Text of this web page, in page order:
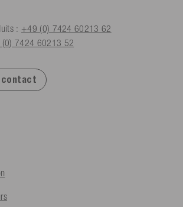
: +49 (0) 7424 60213 62
7424 60213 52
contact